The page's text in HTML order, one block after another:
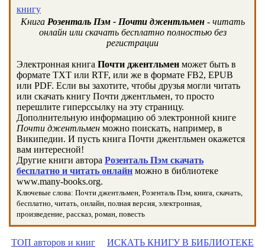
книгу
Книга Розенталь Пэм - Почти джентльмен- читать
онлайн или скачать бесплатно полностью без
регистрации
Электронная книга Почти джентльмен может быть в
формате TXT или RTF, или же в формате FB2, EPUB
или PDF. Если вы захотите, чтобы друзья могли читать
или скачать книгу Почти джентльмен, то просто
перешлите гиперссылку на эту страницу.
Дополнительную информацию об электронной книге
Почти джентльмен можно поискать, например, в
Википедии. И пусть книга Почти джентльмен окажется
вам интересной!
Другие книги автора Розенталь Пэм скачать
бесплатно и читать онлайн можно в библиотеке
www.many-books.org.
Ключевые слова: Почти джентльмен, Розенталь Пэм, книга, скачать,
бесплатно, читать, онлайн, полная версия, электронная,
произведение, рассказ, роман, повесть
ТОП авторов и книг ИСКАТЬ КНИГУ В БИБЛИОТЕКЕ